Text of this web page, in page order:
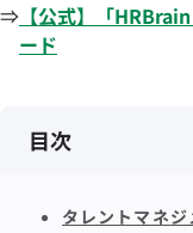
⇒ 【公式】「HRBrain
ード
目次
タレントマネ